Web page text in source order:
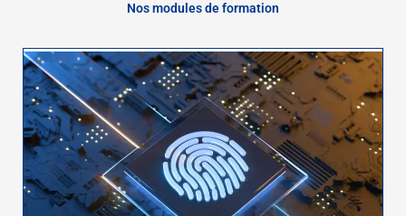
Nos modules de formation